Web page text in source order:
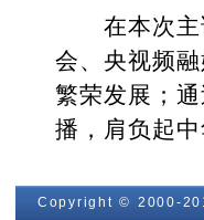
在本次主论
会、央视频
繁荣发展；
播，肩负起中
Copyright © 2000-